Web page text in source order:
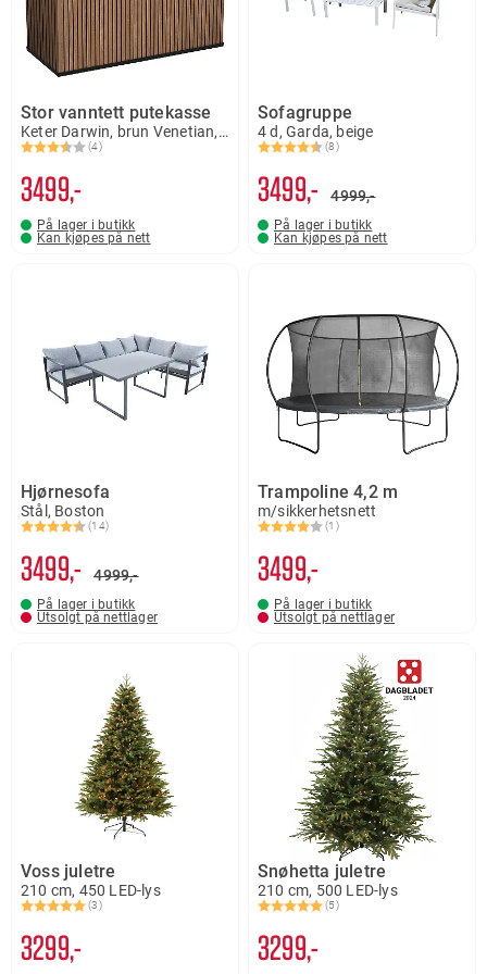
Stor vanntett putekasse
Keter Darwin, brun Venetian, 662 liter
Karakter:
(4)
3.8 av 5 mulige
3499,-
På lager i butikk
Kan kjøpes på nett
Sofagruppe
4 d, Garda, beige
Karakter:
(8)
4.5 av 5 mulige
3499,- 4999,-
På lager i butikk
Kan kjøpes på nett
Hjørnesofa
Stål, Boston
Karakter:
(14)
4.3 av 5 mulige
3499,- 4999,-
På lager i butikk
Utsolgt på nettlager
Trampoline 4,2 m
m/sikkerhetsnett
Karakter:
(1)
4.0 av 5 mulige
3499,-
På lager i butikk
Utsolgt på nettlager
Voss juletre
210 cm, 450 LED-lys
Karakter:
(3)
5.0 av 5 mulige
3299,-
Snøhetta juletre
210 cm, 500 LED-lys
Karakter:
(5)
5.0 av 5 mulige
3299,-